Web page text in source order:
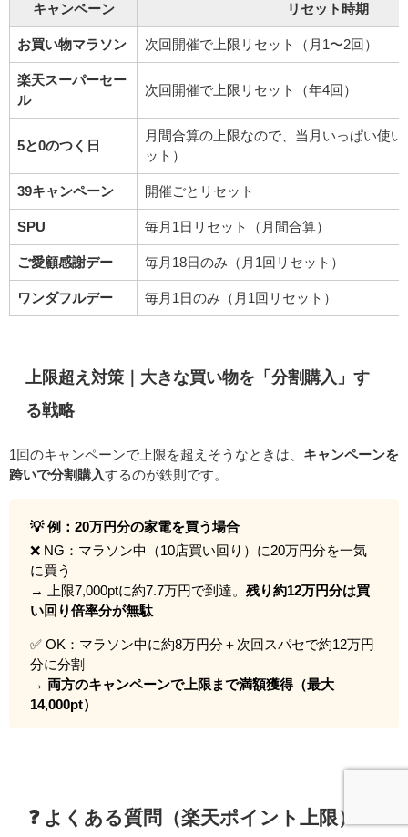
キャンペーン リセット時期
お買い物マラソン 次回開催で上限リセット（月1〜2回）
楽天スーパーセー
ル
次回開催で上限リセット（年4回）
5と0のつく日
月間合算の上限なので、当月いっぱい使
ット）
39キャンペーン 開催ごとリセット
SPU 毎月1日リセット（月間合算）
ご愛顧感謝デー 毎月18日のみ（月1回リセット）
ワンダフルデー 毎月1日のみ（月1回リセット）
上限超え対策｜大きな買い物を「分割購入」す
る戦略
1回のキャンペーンで上限を超えそうなときは、 キャンペーンを
跨いで分割購入 するのが鉄則です。
💡 例：20万円分の家電を買う場合
❌ NG：マラソン中（10店買い回り）に20万円分を一気
に買う
→ 上限7,000ptに約7.7万円で到達。 残り約12万円分は買
い回り倍率分が無駄
✅ OK：マラソン中に約8万円分＋次回スパセで約12万円
分に分割
→ 両方のキャンペーンで上限まで満額獲得（最大
14,000pt）
❓ よくある質問（楽天ポイント上限）